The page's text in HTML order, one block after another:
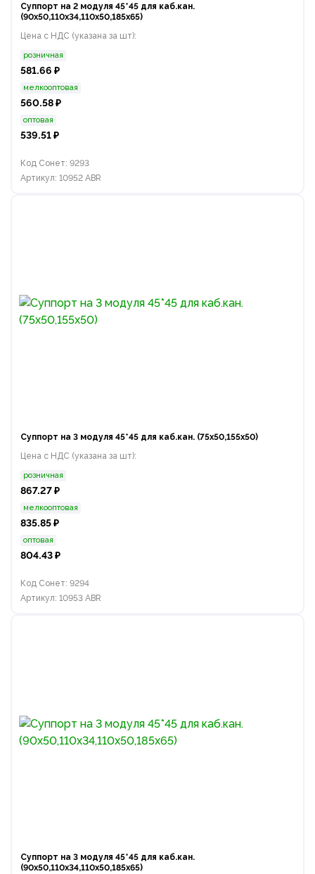
Суппорт на 2 модуля 45*45 для каб.кан.
(90х50,110х34,110х50,185х65)
Цена с НДС (указана за шт):
розничная
581.66 ₽
мелкооптовая
560.58 ₽
оптовая
539.51 ₽
Код Сонет: 9293
Артикул: 10952 ABR
Суппорт на 3 модуля 45*45 для каб.кан. (75х50,155х50)
Цена с НДС (указана за шт):
розничная
867.27 ₽
мелкооптовая
835.85 ₽
оптовая
804.43 ₽
Код Сонет: 9294
Артикул: 10953 ABR
Суппорт на 3 модуля 45*45 для каб.кан.
(90х50,110х34,110х50,185х65)